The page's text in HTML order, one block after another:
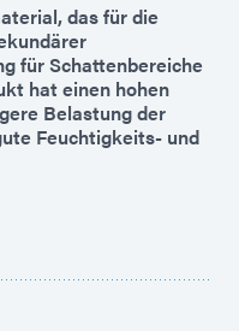
das für die
für Schattenbereiche
hat einen hohen
Belastung der
Feuchtigkeits- und